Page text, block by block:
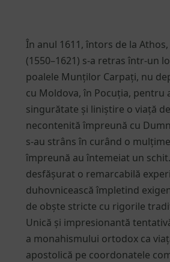
În anul 1611, întors de la
(1550–1621) s-a retras într-un
poalele Munților Carpați, nu
cu Moldova, în Pocuția, pentru
singurătate și liniștire o viață
necontenită împreună cu
s-au strâns în curând o
împreună au întemeiat un
desfășurat o remarcabilă
duhovnicească împletind
de obște stricte cu rigorile
Unică și impresionantă
a monahismului ortodox ca
apostolică pe coordonatele